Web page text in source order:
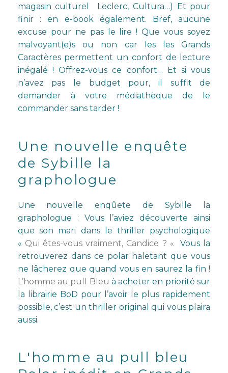
magasin culturel Leclerc, Cultura…) Et pour
finir : en e-book également. Bref, aucune
excuse pour ne pas le lire ! Que vous soyez
malvoyant(e)s ou non car les les Grands
Caractères permettent un confort de lecture
inégalé ! Offrez-vous ce confort… Et si vous
n’avez pas le budget pour, il suffit de
demander à votre médiathèque de le
commander sans tarder !
Une nouvelle enquête
de Sybille la
graphologue
Une nouvelle enqûete de Sybille la
graphologue : Vous l’aviez découverte ainsi
que son mari dans le thriller psychologique
« Qui êtes-vous vraiment, Candice ? «
Vous la
retrouverez dans ce polar haletant que vous
ne lâcherez que quand vous en saurez la fin !
L’homme au pull Bleu à acheter en priorité sur
la librairie BoD pour l’avoir le plus rapidement
possible, c’est un thriller original qui vous plaira
aussi.
L'homme au pull bleu